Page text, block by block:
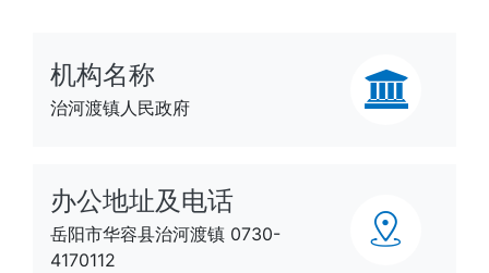
机构名称
治河渡镇人民政府
办公地址及电话
岳阳市华容县治河渡镇 0730-
4170112